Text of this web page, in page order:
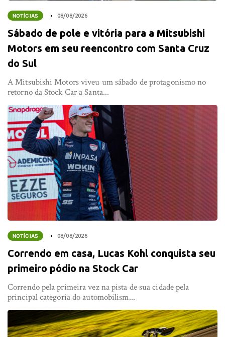
NOTÍCIAS 08/08/2026
Sábado de pole e vitória para a Mitsubishi
Motors em seu reencontro com Santa Cruz
do Sul
A Mitsubishi Motors viveu um sábado de protagonismo no
retorno da Stock Car a Santa...
NOTÍCIAS 08/08/2026
Correndo em casa, Lucas Kohl conquista seu
primeiro pódio na Stock Car
Correndo pela primeira vez na pista de sua cidade pela
principal categoria do automobilism...